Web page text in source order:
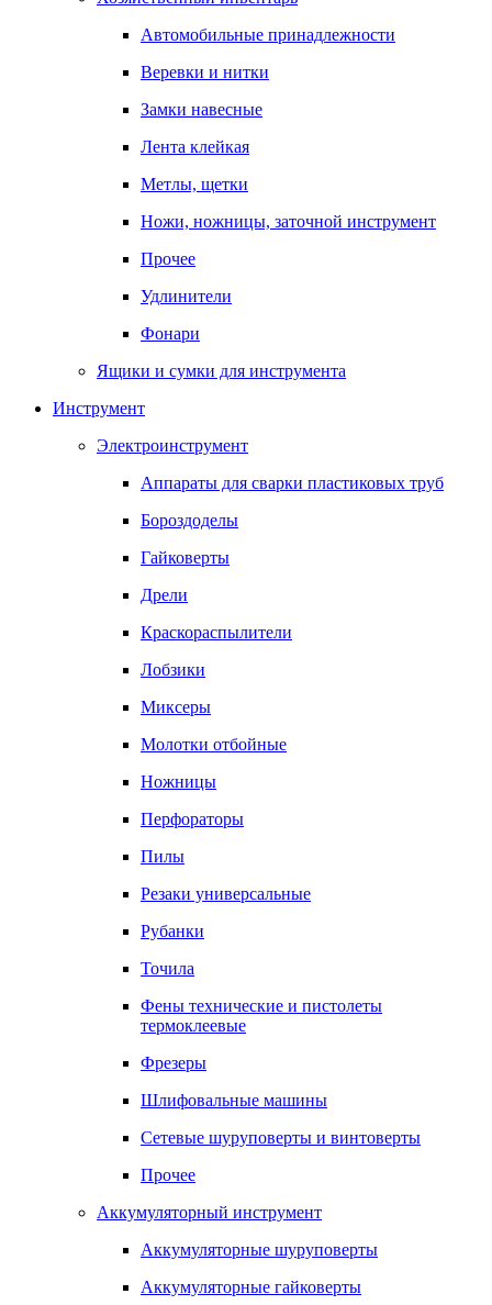
Автомобильные принадлежности
Веревки и нитки
Замки навесные
Лента клейкая
Метлы, щетки
Ножи, ножницы, заточной инструмент
Прочее
Удлинители
Фонари
Ящики и сумки для инструмента
Инструмент
Электроинструмент
Аппараты для сварки пластиковых труб
Бороздоделы
Гайковерты
Дрели
Краскораспылители
Лобзики
Миксеры
Молотки отбойные
Ножницы
Перфораторы
Пилы
Резаки универсальные
Рубанки
Точила
Фены технические и пистолеты
термоклеевые
Фрезеры
Шлифовальные машины
Сетевые шуруповерты и винтоверты
Прочее
Аккумуляторный инструмент
Аккумуляторные шуруповерты
Аккумуляторные гайковерты